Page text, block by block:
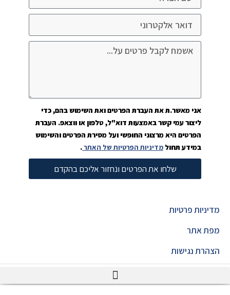
אני מאשר.ת את העברת הפרטים ואת השימוש בהם, כדי
ליצור עמי קשר באמצעות דוא"ל, טלפון או ווצאפ. העברת
הפרטים היא מרצוני החופשי ועל מסירת הפרטים והשימוש
במידע תחול מדיניות הפרטיות של האתר.
שלחו את הפרטים ונחזור אליכם בהקדם
מדיניות פרטיות
מפת אתר
הצהרת נגישות